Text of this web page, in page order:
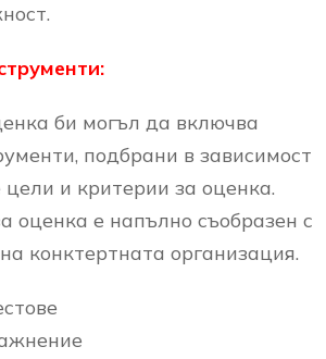
би могъл да включва
подбрани в зависимост
цели и критерии за оценка.
оценка е напълно съобразен с
конктертната организация.